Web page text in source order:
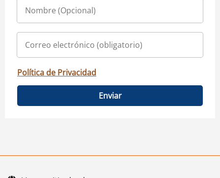
Política de Privacidad
Enviar